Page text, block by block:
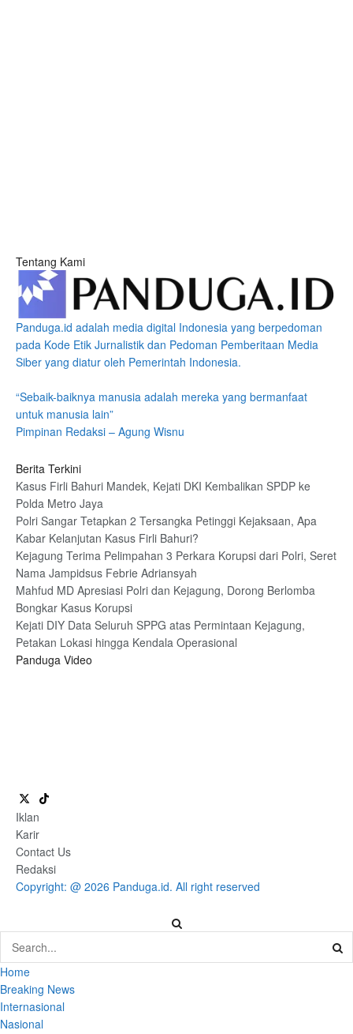
Tentang Kami
Panduga.id adalah media digital Indonesia yang berpedoman
pada Kode Etik Jurnalistik dan Pedoman Pemberitaan Media
Siber yang diatur oleh Pemerintah Indonesia.
“Sebaik-baiknya manusia adalah mereka yang bermanfaat
untuk manusia lain”
Pimpinan Redaksi – Agung Wisnu
Berita Terkini
Kasus Firli Bahuri Mandek, Kejati DKI Kembalikan SPDP ke
Polda Metro Jaya
Polri Sangar Tetapkan 2 Tersangka Petinggi Kejaksaan, Apa
Kabar Kelanjutan Kasus Firli Bahuri?
Kejagung Terima Pelimpahan 3 Perkara Korupsi dari Polri, Seret
Nama Jampidsus Febrie Adriansyah
Mahfud MD Apresiasi Polri dan Kejagung, Dorong Berlomba
Bongkar Kasus Korupsi
Kejati DIY Data Seluruh SPPG atas Permintaan Kejagung,
Petakan Lokasi hingga Kendala Operasional
Panduga Video
Iklan
Karir
Contact Us
Redaksi
Copyright: @ 2026 Panduga.id. All right reserved
Home
Breaking News
Internasional
Nasional